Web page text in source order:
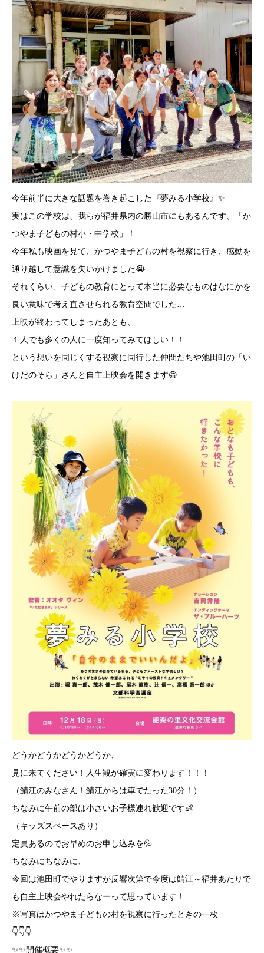
今年前半に大きな話題を巻き起こした『夢みる小学校』✨
実はこの学校は、我らが福井県内の勝山市にもあるんです、「か
つやま子どもの村小・中学校」！
今年私も映画を見て、かつやま子どもの村を視察に行き、感動を
通り越して意識を失いかけました😭
それくらい、子どもの教育にとって本当に必要なものはなにかを
良い意味で考え直させられる教育空間でした…
上映が終わってしまったあとも、
１人でも多くの人に一度知ってみてほしい！！
という想いを同じくする視察に同行した仲間たちや池田町の「い
けだのそら」さんと自主上映会を開きます😁
どうかどうかどうかどうか、
見に来てください！人生観が確実に変わります！！！
（鯖江のみなさん！鯖江からは車でたった30分！）
ちなみに午前の部は小さいお子様連れ歓迎です👶
（キッズスペースあり）
定員あるのでお早めのお申し込みを💦
ちなみにちなみに、
今回は池田町でやりますが反響次第で今度は鯖江～福井あたりで
も自主上映会やれたらなーって思っています！
※写真はかつやま子どもの村を視察に行ったときの一枚
👇👇👇
✨✨開催概要✨✨